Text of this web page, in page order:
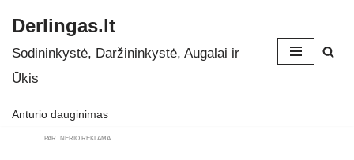
Skip
to
Derlingas.lt
Sodininkystė, Daržininkystė, Augalai ir
Ūkis
Anturio dauginimas
PARTNERIO REKLAMA